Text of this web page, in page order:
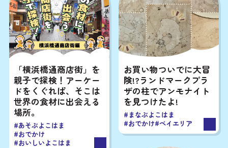
「横浜橋通商店街」を
親子で探検！アーケー
ドをくぐれば、そこは
世界の食材に出会える
場所。
#あそぶよこはま
#おでかけ
#おいしいよこはま
お買い物ついでに大冒
険!?ランドマークプラ
ザの柱でアンモナイト
を見つけたよ!
#まなぶよこはま
#おでかけ#ベイエリア
# All # おでかけ # お買い物
# 手続き # 相談
# ママパパのケア # 体験 # 親子体験
# 親子でたのしむ
Good days! YOKOHAMA